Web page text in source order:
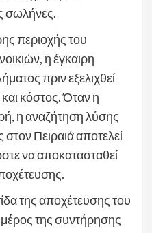
σωλήνες.
περιοχής του
η έγκαιρη
πριν εξελιχθεί
κόστος. Όταν η
η αναζήτηση λύσης
Πειραιά αποτελεί
να αποκατασταθεί
της αποχέτευσης του
μέρος της συντήρησης